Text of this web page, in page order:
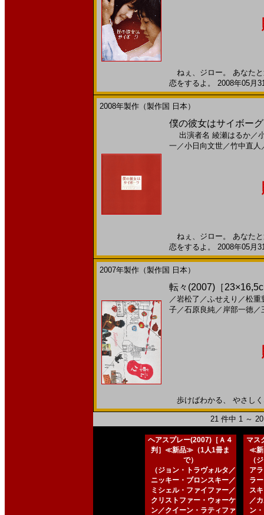
ねぇ、ジロー。 あなた
恋をするよ。 2008年05
2008年製作（製作国 日本）
僕の彼女はサイボー
出演者名 綾瀬はるか／
一 ／小日向文世／竹中直人
ねぇ、ジロー。 あなた
恋をするよ。 2008年05
2007年製作（製作国 日本）
転々(2007)［
／岩松了 ／ふせえり ／松重
子／石原良純／ 岸部一徳／
歩けばわかる、 やさし
21 件中 1 ～
ヘアスプレー(2007)［Ａ４
判］≪新品≫（1人1冊ま
で）
（ジョン・トラヴォルタ／
ニッキー・ブロンスキー／
ミシェル・ファイファー／
クリストファー・ウォーケ
ン／クイーン・ラティファ
マス
≪新
（
ア
ラ
ス
／
ン